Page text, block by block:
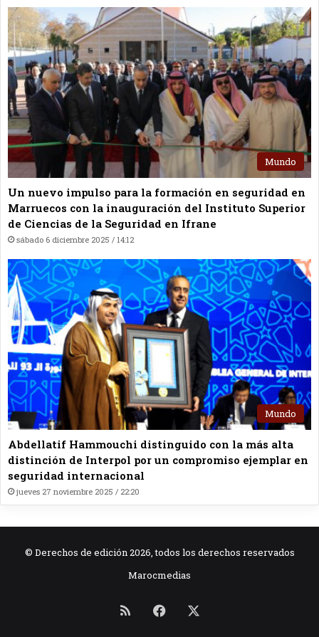
Mundo
Un nuevo impulso para la formación en seguridad en
Marruecos con la inauguración del Instituto Superior
de Ciencias de la Seguridad en Ifrane
sábado 6 diciembre 2025 / 14:12
Mundo
Abdellatif Hammouchi distinguido con la más alta
distinción de Interpol por un compromiso ejemplar en
seguridad internacional
jueves 27 noviembre 2025 / 22:20
© Derechos de edición 2026, todos los derechos reservados
Marocmedias
RSS Facebook